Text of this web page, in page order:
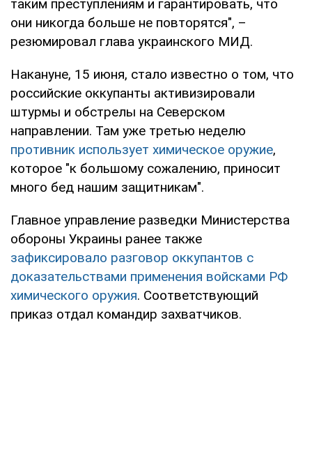
таким преступлениям и гарантировать, что
они никогда больше не повторятся", –
резюмировал глава украинского МИД.
Накануне, 15 июня, стало известно о том, что
российские оккупанты активизировали
штурмы и обстрелы на Северском
направлении. Там уже третью неделю
противник использует химическое оружие,
которое "к большому сожалению, приносит
много бед нашим защитникам".
Главное управление разведки Министерства
обороны Украины ранее также
зафиксировало разговор оккупантов с
доказательствами применения войсками РФ
химического оружия. Соответствующий
приказ отдал командир захватчиков.